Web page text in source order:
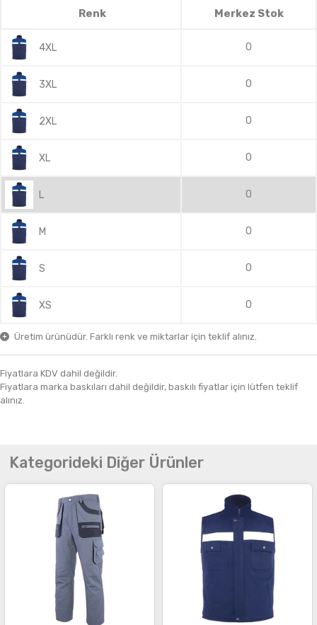
Renk Merkez Stok
4XL 0
3XL 0
2XL 0
XL 0
L 0
M 0
S 0
XS 0
Üretim ürünüdür. Farklı renk ve miktarlar için teklif alınız.
Fiyatlara KDV dahil değildir.
Fiyatlara marka baskıları dahil değildir, baskılı fiyatlar için lütfen teklif
alınız.
Kategorideki Diğer Ürünler
İncele